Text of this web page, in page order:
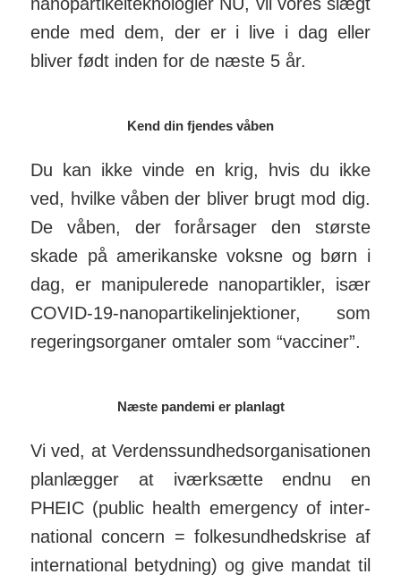
ende med dem, der er i live i dag eller
bliver født inden for de næste 5 år.
Kend din fjendes våben
Du kan ikke vinde en krig, hvis du ikke
ved, hvilke våben der bliver brugt mod dig.
De våben, der for­år­sager den største
skade på ame­ri­kanske voksne og børn i
dag, er mani­pu­lerede nano­par­tikler, især
COVID-19-nano­par­ti­kel­in­jek­tioner, som
reger­ings­organer om­taler som “vac­ciner”.
Næste pandemi er planlagt
Vi ved, at Verdens­sund­heds­or­ga­ni­sa­tionen
plan­lægger at iværk­sætte endnu en
PHEIC (public health emergency of inter­
na­tional concern = folke­sund­heds­krise af
inter­na­tional be­tyd­ning) og give mandat til